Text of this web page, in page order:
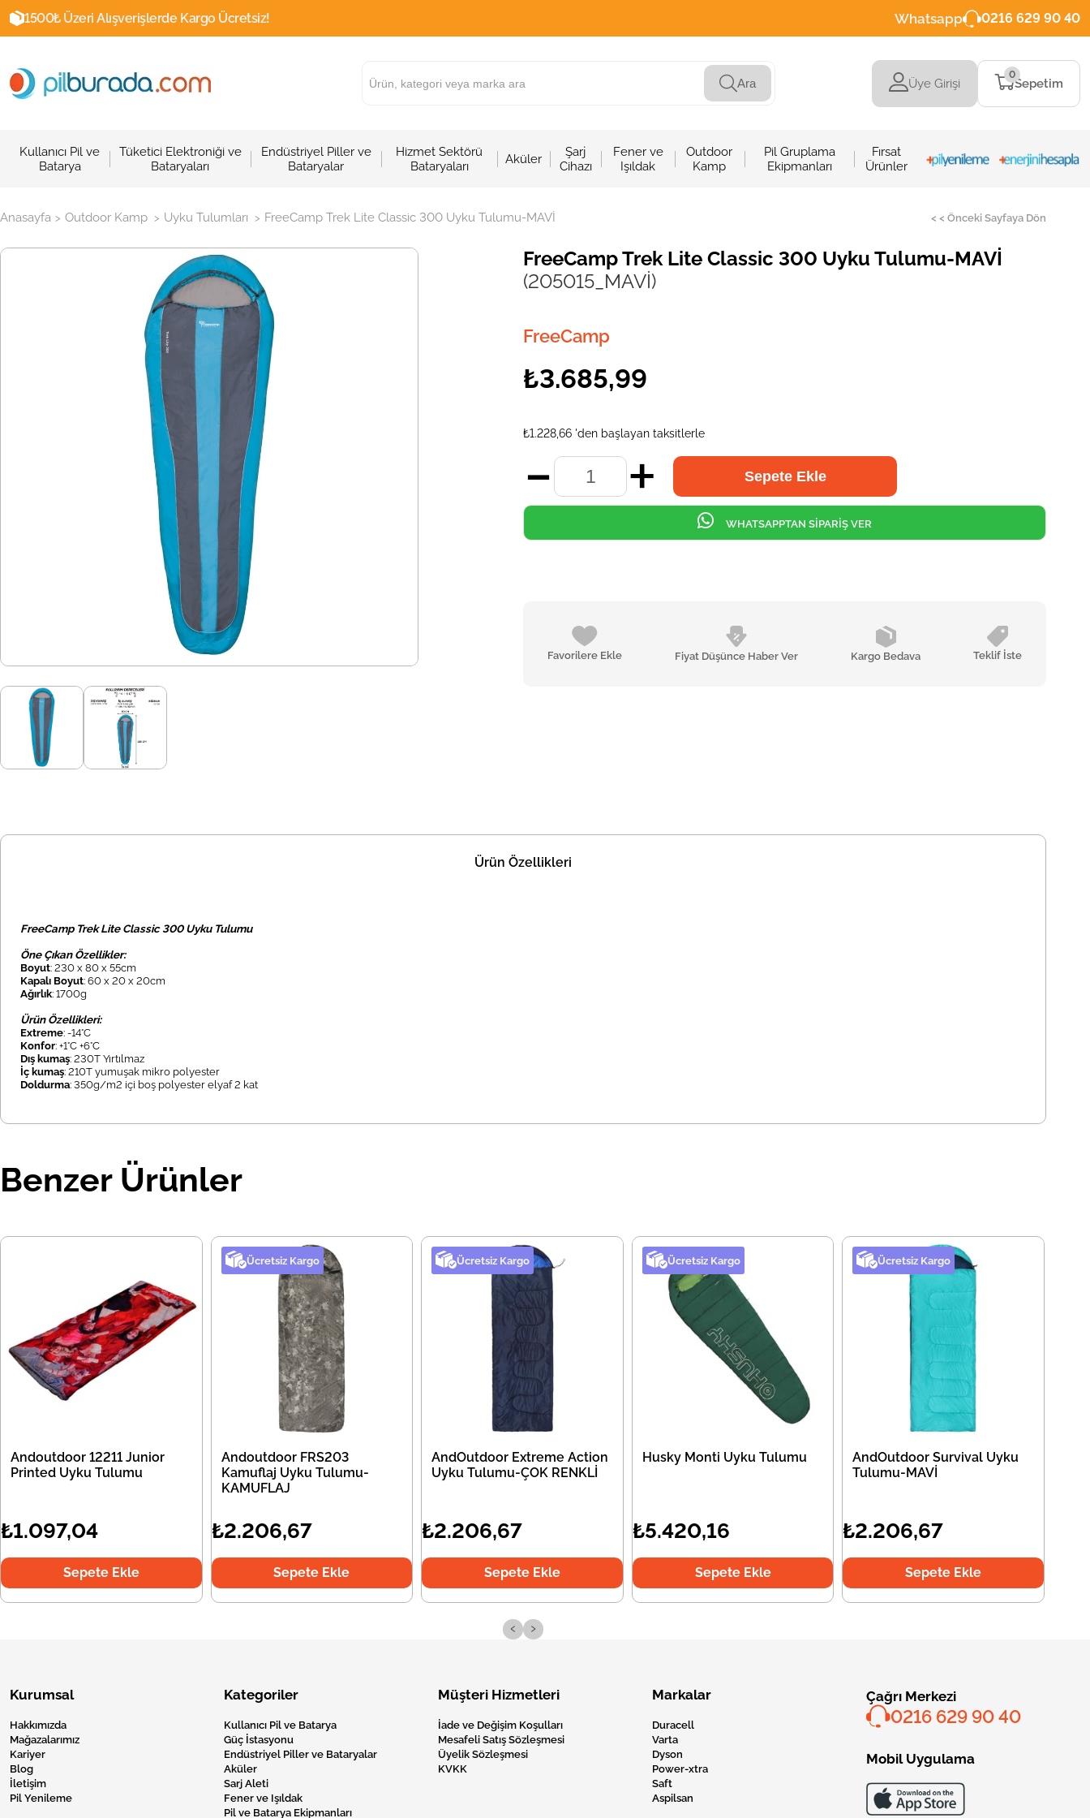
1500₺ Üzeri Alışverişlerde Kargo Ücretsiz! Whatsapp 0216 629 90 40
Ara Üye Girişi Sepetim
0
Kullanıcı Pil ve
Batarya
Tüketici Elektroniği ve
Bataryaları
Endüstriyel Piller ve
Bataryalar
Hizmet Sektörü
Bataryaları
Aküler
Şarj
Cihazı
Fener ve
Işıldak
Outdoor
Kamp
Pil Gruplama
Ekipmanları
Fırsat
Ürünler
Anasayfa > Outdoor Kamp > Uyku Tulumları > FreeCamp Trek Lite Classic 300 Uyku Tulumu-MAVİ < < Önceki Sayfaya Dön
FreeCamp Trek Lite Classic 300 Uyku Tulumu-MAVİ
(205015_MAVİ)
FreeCamp
₺3.685,99
₺1.228,66 'den başlayan taksitlerle
Favorilere Ekle Fiyat Düşünce Haber Ver Kargo Bedava Teklif İste
WHATSAPPTAN SİPARİŞ VER
Ürün Özellikleri
FreeCamp Trek Lite Classic 300 Uyku Tulumu
Öne Çıkan Özellikler:
Boyut: 230 x 80 x 55cm
Kapalı Boyut: 60 x 20 x 20cm
Ağırlık: 1700g
Ürün Özellikleri:
Extreme: -14°C
Konfor: +1°C +6°C
Dış kumaş: 230T Yırtılmaz
İç kumaş: 210T yumuşak mikro polyester
Doldurma: 350g/m2 içi boş polyester elyaf 2 kat
Benzer Ürünler
Andoutdoor 12211 Junior
Printed Uyku Tulumu
₺1.097,04
Sepete Ekle
Ücretsiz Kargo
Andoutdoor FRS203
Kamuflaj Uyku Tulumu-
KAMUFLAJ
₺2.206,67
Sepete Ekle
Ücretsiz Kargo
AndOutdoor Extreme Action
Uyku Tulumu-ÇOK RENKLİ
₺2.206,67
Sepete Ekle
Ücretsiz Kargo
Husky Monti Uyku Tulumu
₺5.420,16
Sepete Ekle
Ücretsiz Kargo
AndOutdoor Survival Uyku
Tulumu-MAVİ
₺2.206,67
Sepete Ekle
‹ ›
Kurumsal
Hakkımızda
Mağazalarımız
Kariyer
Blog
İletişim
Pil Yenileme
Kategoriler
Kullanıcı Pil ve Batarya
Güç İstasyonu
Endüstriyel Piller ve Bataryalar
Aküler
Sarj Aleti
Fener ve Işıldak
Pil ve Batarya Ekipmanları
Müşteri Hizmetleri
İade ve Değişim Koşulları
Mesafeli Satış Sözleşmesi
Üyelik Sözleşmesi
KVKK
Markalar
Duracell
Varta
Dyson
Power-xtra
Saft
Aspilsan
Çağrı Merkezi
0216 629 90 40
Mobil Uygulama